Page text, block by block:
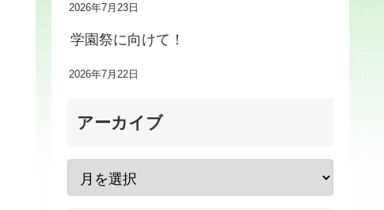
2026年7月23日
学園祭に向けて！
2026年7月22日
アーカイブ